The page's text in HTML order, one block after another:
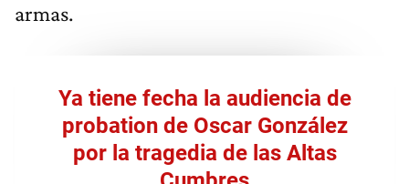
armas.
Ya tiene fecha la audiencia de
probation de Oscar González
por la tragedia de las Altas